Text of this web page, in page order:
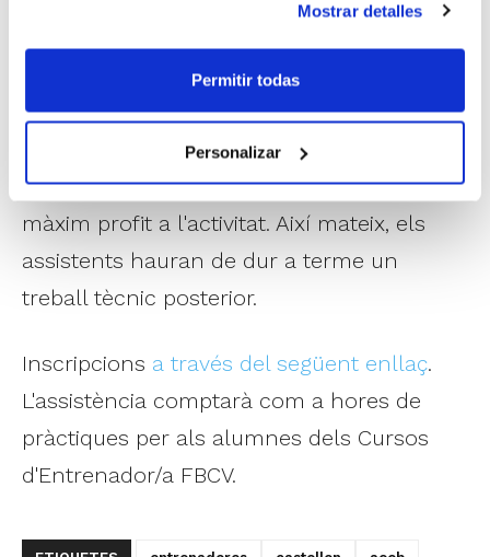
Mostrar detalles
Permitir todas
Personalizar
Les places són limitades i es requerix el
ferm compromís dels entrenadors
participants de garantir la seua assistència
regular a les sessions per a traure el
màxim profit a l'activitat. Així mateix, els
assistents hauran de dur a terme un
treball tècnic posterior.
Inscripcions a través del següent enllaç.
L'assistència comptarà com a hores de
pràctiques per als alumnes dels Cursos
d'Entrenador/a FBCV.